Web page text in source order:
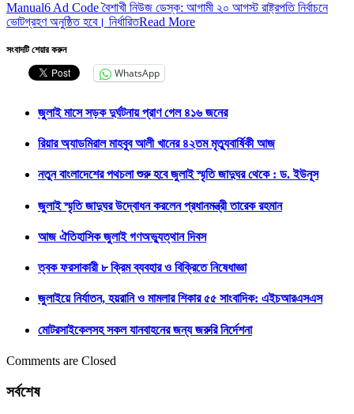
Manual6 Ad Code বৈশাখী নিউজ ডেস্ক: আগামী ২০ আগস্ট রাষ্ট্রপতি নির্বাচনে
ভোটগ্রহণ অনুষ্ঠিত হবে। নির্ধারিতRead More
সংবাদটি শেয়ার করুন
WhatsApp
জুলাই মাসে সড়ক দুর্ঘটনায় প্রাণ গেল ৪১৬ জনের
রিয়ার অ্যাডমিরাল মাহবুব আলী খানের ৪২তম মৃত্যুবার্ষিকী আজ
নতুন বাংলাদেশের পথচলা শুরু হবে জুলাই স্মৃতি জাদুঘর থেকে : ড. ইউনূস
জুলাই স্মৃতি জাদুঘর উদ্বোধন করলেন প্রধানমন্ত্রী তারেক রহমান
আজ ঐতিহাসিক জুলাই গণঅভ্যুত্থান দিবস
ত্বক ফরসাকারী ৮ ক্রিম ব্যবহার ও বিক্রিতে নিষেধাজ্ঞা
জুলাইয়ে নির্যাতন, হয়রানি ও মামলার শিকার ৫৫ সাংবাদিক: এইচআরএসএস
মোটরসাইকেলসহ সকল যানবাহনের জন্য জরুরি নির্দেশনা
Comments are Closed
সর্বশেষ